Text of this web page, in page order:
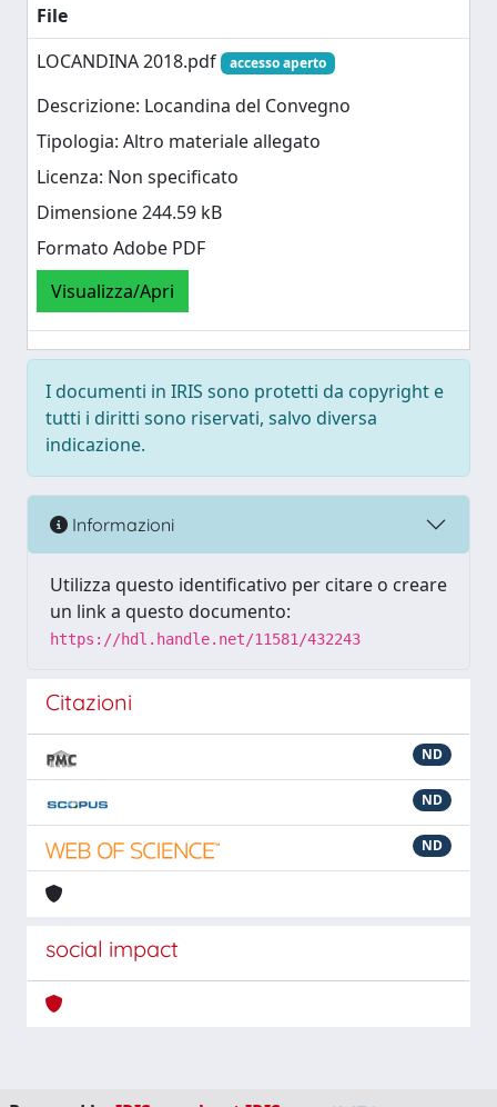
File
LOCANDINA 2018.pdf
accesso aperto
Descrizione: Locandina del Convegno
Tipologia: Altro materiale allegato
Licenza: Non specificato
Dimensione 244.59 kB
Formato Adobe PDF
Visualizza/Apri
I documenti in IRIS sono protetti da copyright e
tutti i diritti sono riservati, salvo diversa
indicazione.
Informazioni
Utilizza questo identificativo per citare o creare
un link a questo documento:
https://hdl.handle.net/11581/432243
Citazioni
ND
ND
ND
social impact